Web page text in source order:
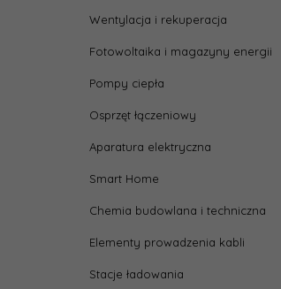
Wentylacja i rekuperacja
Fotowoltaika i magazyny energii
Pompy ciepła
Osprzęt łączeniowy
Aparatura elektryczna
Smart Home
Chemia budowlana i techniczna
Elementy prowadzenia kabli
Stacje ładowania